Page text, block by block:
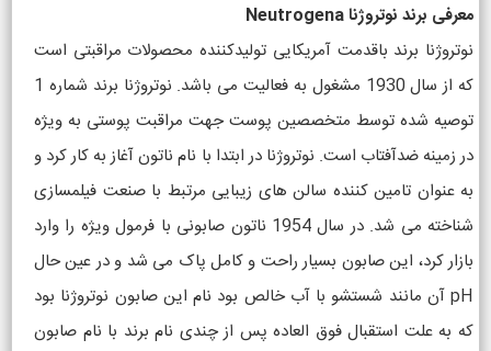
معرفی برند نوتروژنا Neutrogena
نوتروژنا برند باقدمت آمریکایی تولیدکننده محصولات مراقبتی است
که از سال 1930 مشغول به فعالیت می باشد. نوتروژنا برند شماره 1
توصیه شده توسط متخصصین پوست جهت مراقبت پوستی به ویژه
در زمینه ضدآفتاب است. نوتروژنا در ابتدا با نام ناتون آغاز به کار کرد و
به عنوان تامین کننده سالن های زیبایی مرتبط با صنعت فیلمسازی
شناخته می شد. در سال 1954 ناتون صابونی با فرمول ویژه را وارد
بازار کرد، این صابون بسیار راحت و کامل پاک می شد و در عین حال
pH آن مانند شستشو با آب خالص بود نام این صابون نوتروژنا بود
که به علت استقبال فوق العاده پس از چندی نام برند با نام صابون